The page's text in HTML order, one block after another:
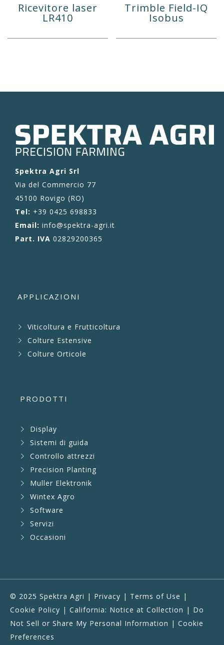
Ricevitore laser
LR410
Trimble Field-IQ
Isobus
Spektra Agri Srl
Via del Commercio 77
45100 Rovigo (RO)
Tel: +39 0425 698833
Email: info@spektra-agri.it
Part. IVA 02829200365
APPLICAZIONI
Viticoltura e Frutticoltura
Colture Estensive
Colture Orticole
PRODOTTI
Display
Sistemi di guida
Controllo attrezzi
Precision Planting
Muller Elektronik
Wintex Agro
Software
Servizi
Occasioni
© 2025 Spektra Agri | Privacy | Terms of Use |
Cookie Policy | California: Notice at Collection | Do
Not Sell or Share My Personal Information | Cookie
Preferences